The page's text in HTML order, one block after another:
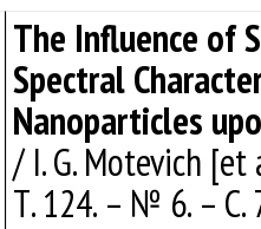
The Influence of
Spectral
Nanoparticles
/ I. G. Motevich
Т. 124. – № 6. – С.